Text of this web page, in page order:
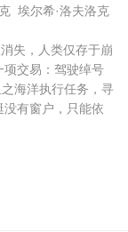
埃尔希·洛夫洛克
失，人类仅存于崩
项交易：驾驶绰号
海洋执行任务，寻
有窗户，只能依